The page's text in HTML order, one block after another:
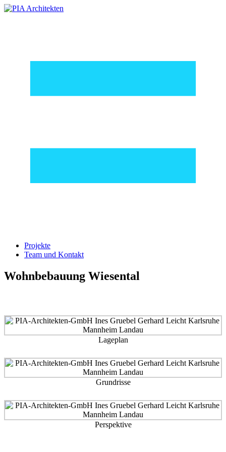
Projekte
Team und Kontakt
Wohnbebauung Wiesental
Lageplan
Grundrisse
Perspektive